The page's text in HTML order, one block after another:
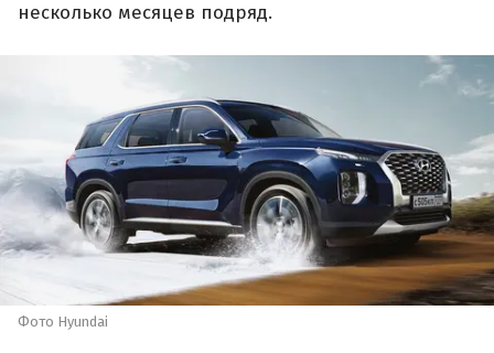
несколько месяцев подряд.
Фото Hyundai